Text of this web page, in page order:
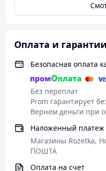
Количество: 3
стороне, обратная
Цвет: Бежевый фон
Подарите себе или
к захватывающему миру
стильный набор
коллекции или
тематической
получайте удовольствие
Идеальный выбор для:
Оплата и гарантии
Безопасная оплата
Без переплат
Prom гарантирует
Вернем деньги при
Наложенный платеж
Магазины Rozetka,
ПОШТА
Оплата на счет